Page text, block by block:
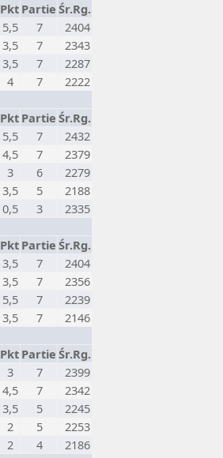
Pkt Partie Śr.Rg.
5,5 7
2404
3,5 7
2343
3,5 7
2287
4 7
2222
Pkt Partie Śr.Rg.
5,5 7
2432
4,5 7
2379
3 6
2279
3,5 5
2188
0,5 3
2335
Pkt Partie Śr.Rg.
3,5 7
2404
3,5 7
2356
5,5 7
2239
3,5 7
2146
Pkt Partie Śr.Rg.
3 7
2399
4,5 7
2342
3,5 5
2245
2 5
2253
2 4
2186